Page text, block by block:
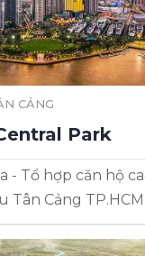
CẢNG
Park
- Tổ hợp căn hộ
Tân Cảng TP.HCM